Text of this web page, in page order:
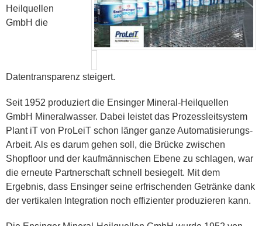
Heilquellen
GmbH die
Datentransparenz steigert.
Seit 1952 produziert die Ensinger Mineral-Heilquellen
GmbH Mineralwasser. Dabei leistet das Prozessleitsystem
Plant iT von ProLeiT schon länger ganze Automatisierungs-
Arbeit. Als es darum gehen soll, die Brücke zwischen
Shopfloor und der kaufmännischen Ebene zu schlagen, war
die erneute Partnerschaft schnell besiegelt. Mit dem
Ergebnis, dass Ensinger seine erfrischenden Getränke dank
der vertikalen Integration noch effizienter produzieren kann.